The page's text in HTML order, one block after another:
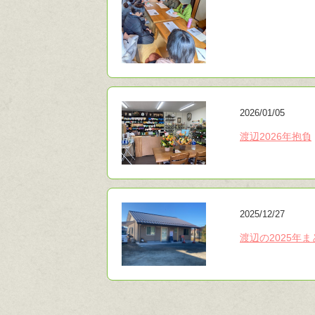
2026/01/05
渡辺2026年抱負
2025/12/27
渡辺の2025年ま